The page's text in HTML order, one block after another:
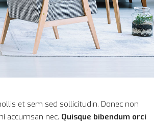
et sem sed sollicitudin. Donec non
accumsan nec. Quisque bibendum orci